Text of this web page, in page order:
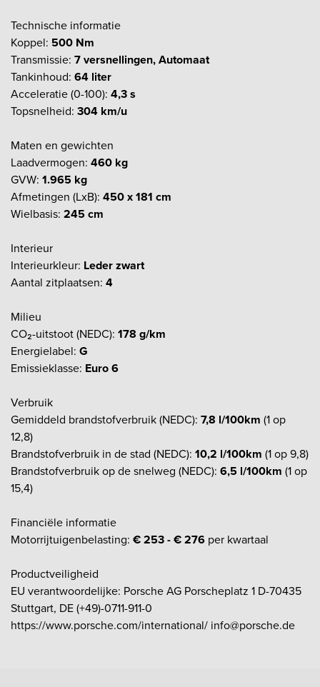
Technische informatie
Koppel: 500 Nm
Transmissie: 7 versnellingen, Automaat
Tankinhoud: 64 liter
Acceleratie (0-100): 4,3 s
Topsnelheid: 304 km/u
Maten en gewichten
Laadvermogen: 460 kg
GVW: 1.965 kg
Afmetingen (LxB): 450 x 181 cm
Wielbasis: 245 cm
Interieur
Interieurkleur: Leder zwart
Aantal zitplaatsen: 4
Milieu
CO₂-uitstoot (NEDC): 178 g/km
Energielabel: G
Emissieklasse: Euro 6
Verbruik
Gemiddeld brandstofverbruik (NEDC): 7,8 l/100km (1 op
12,8)
Brandstofverbruik in de stad (NEDC): 10,2 l/100km (1 op 9,8)
Brandstofverbruik op de snelweg (NEDC): 6,5 l/100km (1 op
15,4)
Financiële informatie
Motorrijtuigenbelasting: € 253 - € 276 per kwartaal
Productveiligheid
EU verantwoordelijke: Porsche AG Porscheplatz 1 D-70435
Stuttgart, DE (+49)-0711-911-0
https://www.porsche.com/international/ info@porsche.de